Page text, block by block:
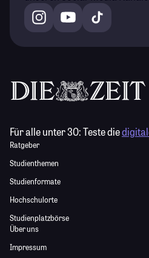
Für alle unter 30:Teste die
Ratgeber
Studienthemen
Studienformate
Hochschulorte
Studienplatzbörse
Über uns
Impressum